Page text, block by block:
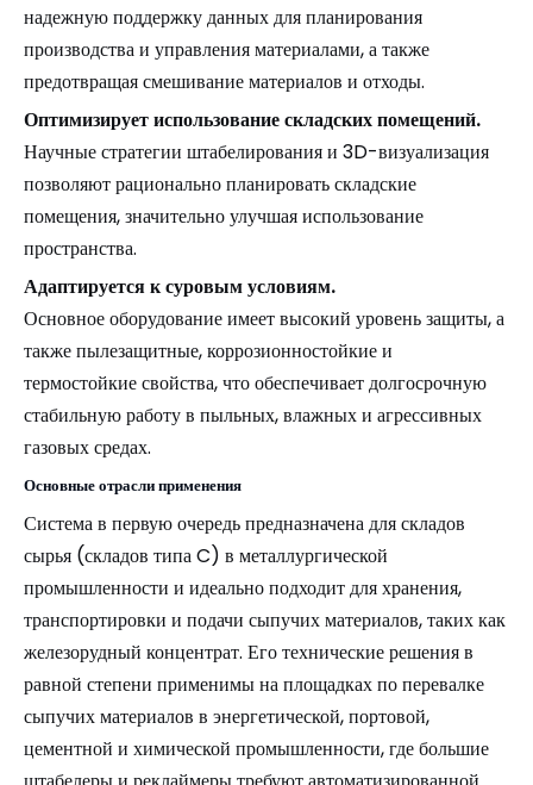
надежную поддержку данных для планирования
производства и управления материалами, а также
предотвращая смешивание материалов и отходы.
Оптимизирует использование складских помещений.
Научные стратегии штабелирования и 3D-визуализация
позволяют рационально планировать складские
помещения, значительно улучшая использование
пространства.
Адаптируется к суровым условиям.
Основное оборудование имеет высокий уровень защиты, а
также пылезащитные, коррозионностойкие и
термостойкие свойства, что обеспечивает долгосрочную
стабильную работу в пыльных, влажных и агрессивных
газовых средах.
Основные отрасли применения
Система в первую очередь предназначена для складов
сырья (складов типа C) в металлургической
промышленности и идеально подходит для хранения,
транспортировки и подачи сыпучих материалов, таких как
железорудный концентрат. Его технические решения в
равной степени применимы на площадках по перевалке
сыпучих материалов в энергетической, портовой,
цементной и химической промышленности, где большие